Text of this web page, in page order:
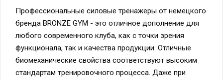
Профессиональные силовые тренажеры от немецкого
бренда BRONZE GYM - это отличное дополнение для
любого современного клуба, как с точки зрения
функционала, так и качества продукции. Отличные
биомеханические свойства соответствуют высоким
стандартам тренировочного процесса. Даже при